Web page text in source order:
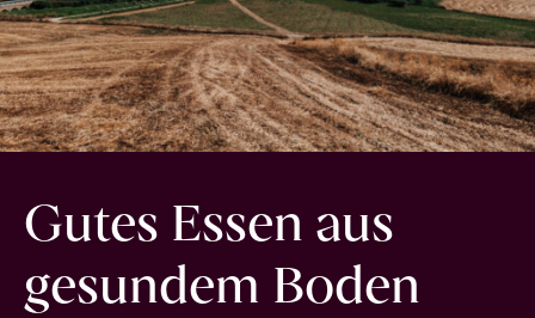
Gutes Essen aus
gesundem Boden